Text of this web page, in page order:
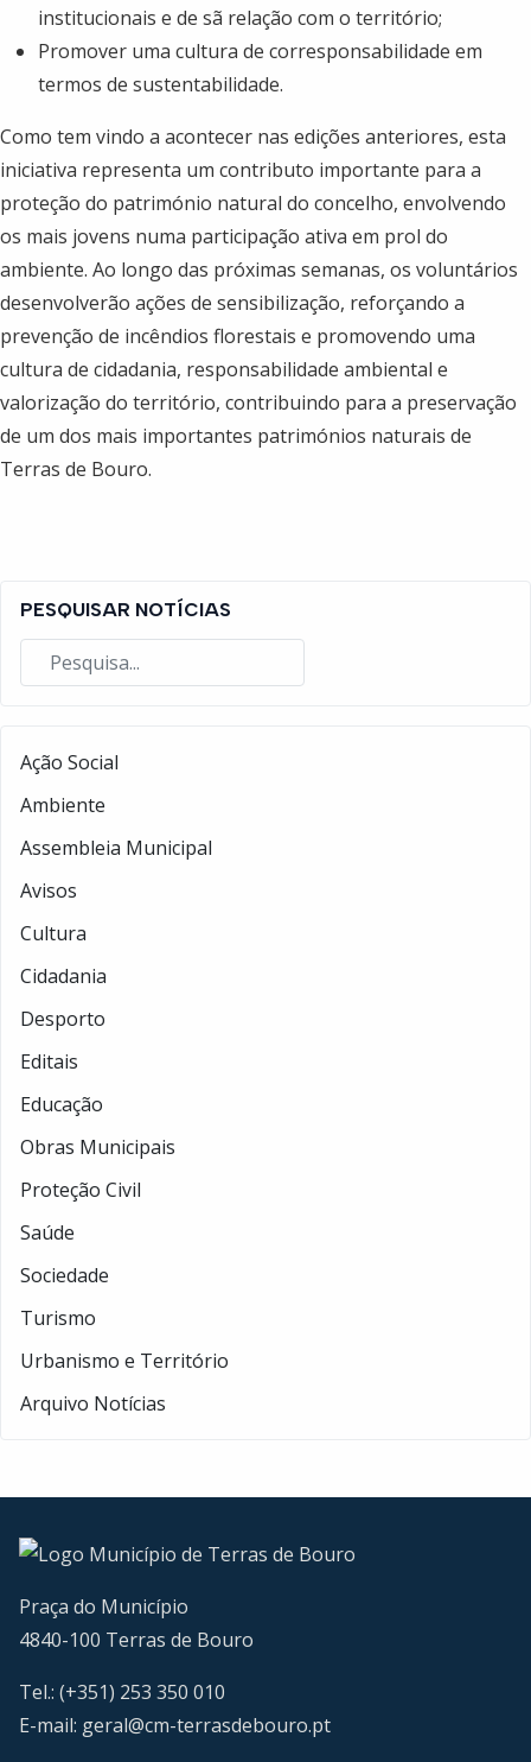
institucionais e de sã relação com o território;
Promover uma cultura de corresponsabilidade em
termos de sustentabilidade.
Como tem vindo a acontecer nas edições anteriores, esta
iniciativa representa um contributo importante para a
proteção do património natural do concelho, envolvendo
os mais jovens numa participação ativa em prol do
ambiente. Ao longo das próximas semanas, os voluntários
desenvolverão ações de sensibilização, reforçando a
prevenção de incêndios florestais e promovendo uma
cultura de cidadania, responsabilidade ambiental e
valorização do território, contribuindo para a preservação
de um dos mais importantes patrimónios naturais de
Terras de Bouro.
PESQUISAR NOTÍCIAS
Ação Social
Ambiente
Assembleia Municipal
Avisos
Cultura
Cidadania
Desporto
Editais
Educação
Obras Municipais
Proteção Civil
Saúde
Sociedade
Turismo
Urbanismo e Território
Arquivo Notícias
Praça do Município
4840-100 Terras de Bouro
Tel.: (+351) 253 350 010
E-mail: geral@cm-terrasdebouro.pt